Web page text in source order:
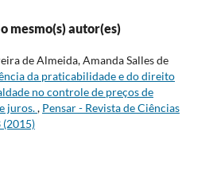
mesmo(s) autor(es)
de Almeida, Amanda Salles de
da praticabilidade e do direito
no controle de preços de
juros., Pensar - Revista de Ciências
(2015)